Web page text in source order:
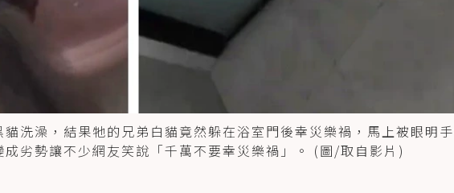
洗澡，結果牠的兄弟白貓竟然躲在浴室門後幸災樂禍，馬上被眼明
劣勢讓不少網友笑說「千萬不要幸災樂禍」。 (圖/取自影片)